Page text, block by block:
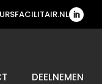
DEELNEMEN